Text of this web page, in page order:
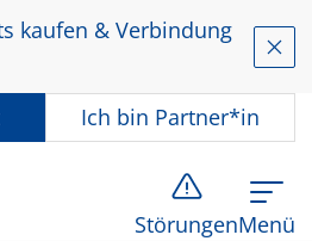
kaufen & Verbindung
Sie dieses Angebot?
Ich bin Partner*in
StörungenMenü